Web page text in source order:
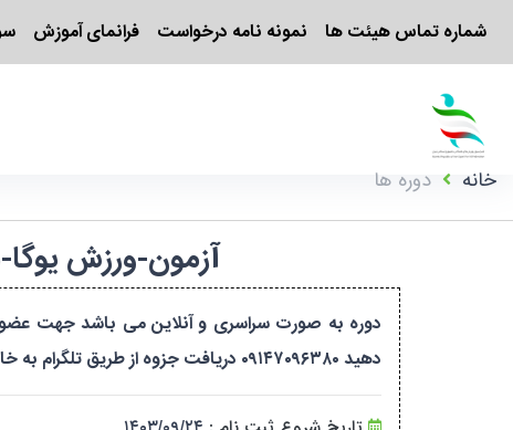
شماره تماس هیئت ها نمونه نامه درخواست فرانمای آموزش
خانه دوره ها
آزمون-ورزش یوگا-مرحله ۳-بانوان-تهران (سراسری)-
دهید ۰۹۱۴۷۰۹۶۳۸۰ دریافت جزوه از طریق تلگرام به خانم زمانی پیام دهید